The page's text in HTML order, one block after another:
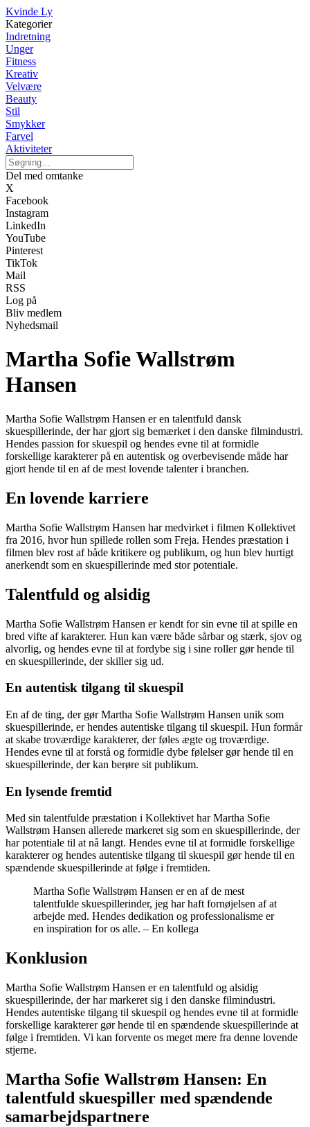
Kvinde Ly
Kategorier
Indretning
Unger
Fitness
Kreativ
Velvære
Beauty
Stil
Smykker
Farvel
Aktiviteter
Del med omtanke
X
Facebook
Instagram
LinkedIn
YouTube
Pinterest
TikTok
Mail
RSS
Log på
Bliv medlem
Nyhedsmail
Martha Sofie Wallstrøm
Hansen
Martha Sofie Wallstrøm Hansen er en talentfuld dansk
skuespillerinde, der har gjort sig bemærket i den danske filmindustri.
Hendes passion for skuespil og hendes evne til at formidle
forskellige karakterer på en autentisk og overbevisende måde har
gjort hende til en af de mest lovende talenter i branchen.
En lovende karriere
Martha Sofie Wallstrøm Hansen har medvirket i filmen Kollektivet
fra 2016, hvor hun spillede rollen som Freja. Hendes præstation i
filmen blev rost af både kritikere og publikum, og hun blev hurtigt
anerkendt som en skuespillerinde med stor potentiale.
Talentfuld og alsidig
Martha Sofie Wallstrøm Hansen er kendt for sin evne til at spille en
bred vifte af karakterer. Hun kan være både sårbar og stærk, sjov og
alvorlig, og hendes evne til at fordybe sig i sine roller gør hende til
en skuespillerinde, der skiller sig ud.
En autentisk tilgang til skuespil
En af de ting, der gør Martha Sofie Wallstrøm Hansen unik som
skuespillerinde, er hendes autentiske tilgang til skuespil. Hun formår
at skabe troværdige karakterer, der føles ægte og troværdige.
Hendes evne til at forstå og formidle dybe følelser gør hende til en
skuespillerinde, der kan berøre sit publikum.
En lysende fremtid
Med sin talentfulde præstation i Kollektivet har Martha Sofie
Wallstrøm Hansen allerede markeret sig som en skuespillerinde, der
har potentiale til at nå langt. Hendes evne til at formidle forskellige
karakterer og hendes autentiske tilgang til skuespil gør hende til en
spændende skuespillerinde at følge i fremtiden.
Martha Sofie Wallstrøm Hansen er en af de mest
talentfulde skuespillerinder, jeg har haft fornøjelsen af at
arbejde med. Hendes dedikation og professionalisme er
en inspiration for os alle. – En kollega
Konklusion
Martha Sofie Wallstrøm Hansen er en talentfuld og alsidig
skuespillerinde, der har markeret sig i den danske filmindustri.
Hendes autentiske tilgang til skuespil og hendes evne til at formidle
forskellige karakterer gør hende til en spændende skuespillerinde at
følge i fremtiden. Vi kan forvente os meget mere fra denne lovende
stjerne.
Martha Sofie Wallstrøm Hansen: En
talentfuld skuespiller med spændende
samarbejdspartnere